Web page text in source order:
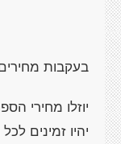
בעקבות
יוזלו מחירי
יהיו זמינים